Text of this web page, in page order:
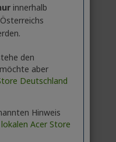
innerhalb
den
aber
Deutschland
Hinweis
lokalen Acer Store